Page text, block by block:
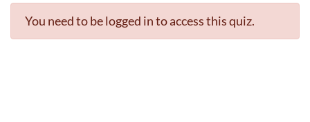
You need to be logged in to access this quiz.